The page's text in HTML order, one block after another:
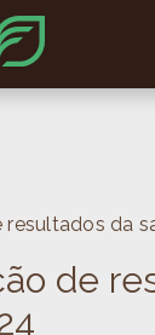
resultados da
de